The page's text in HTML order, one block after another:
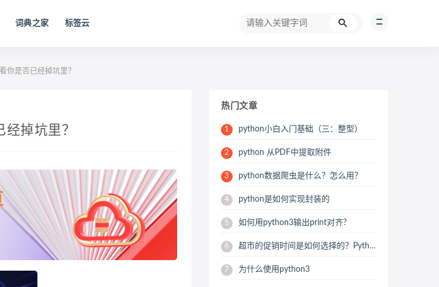
词典之家 标签云
你是否已经掉坑里？
掉坑里？
热门文章
1 python小白入门基础（三：整型）
2 python 从PDF中提取附件
3 python数据爬虫是什么？怎么用？
4 python是如何实现封装的
5 如何用python3输出print对齐?
6 超市的促销时间是如何选择的？Python用数据来帮你分析
7 为什么使用python3